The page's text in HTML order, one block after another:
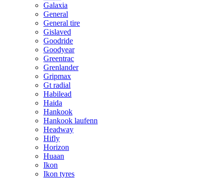
Galaxia
General
General tire
Gislaved
Goodride
Goodyear
Greentrac
Grenlander
Gripmax
Gt radial
Habilead
Haida
Hankook
Hankook laufenn
Headway
Hifly
Horizon
Huaan
Ikon
Ikon tyres